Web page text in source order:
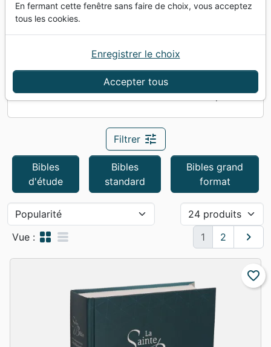
Vous ne pouvez pas créer de nouvelle commande
depuis votre pays (United States).
NEG
NEG 34produits
Filtrer tune
Bibles
d'étude
Bibles
standard
Bibles grand
format
Vue : grid_view table_rows 1 2 chevron_right
favorite_border
En fermant cette fenêtre sans faire de choix, vous acceptez
tous les cookies.
Accepter tous
Enregistrer le choix